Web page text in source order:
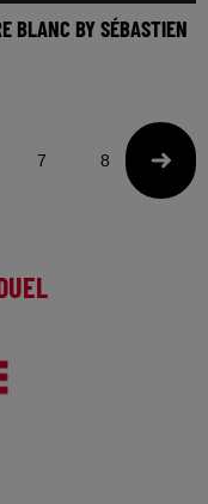
BLANC BY SÉBASTIEN
7 8 9